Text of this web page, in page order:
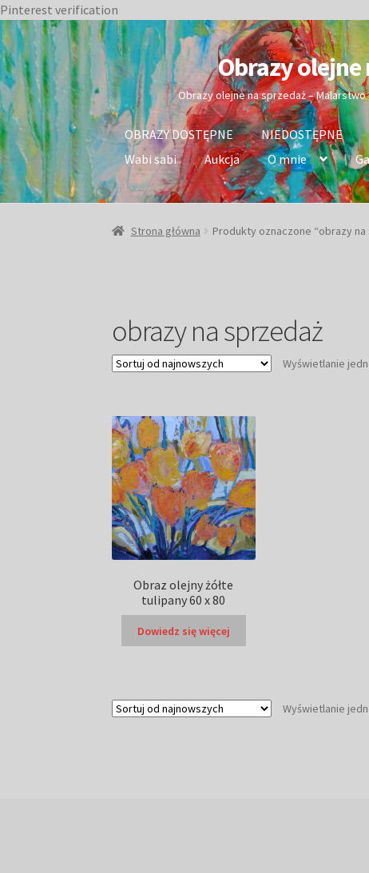
Pinterest verification
Przejdź
do
nawigacji
Przejdź
do
treści
Obrazy olejne
Obrazy olejne na sprzedaż –
OBRAZY DOSTĘPNE NIEDOSTĘPNE
Wabi sabi
Aukcja O mnie
Strona główna Produkty oznaczone “obrazy na
obrazy na sprzedaż
Wyświetlanie
Obraz olejny żółte
tulipany 60 x 80
Dowiedz się więcej
Wyświetlanie